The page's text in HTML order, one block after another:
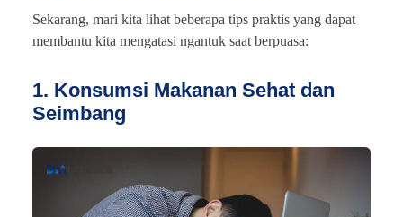
Sekarang, mari kita lihat beberapa tips praktis yang dapat
membantu kita mengatasi ngantuk saat berpuasa:
1. Konsumsi Makanan Sehat dan
Seimbang